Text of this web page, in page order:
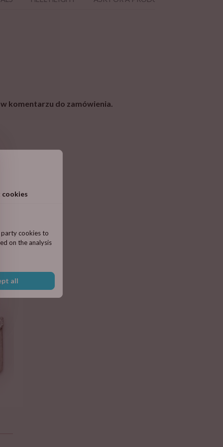
komentarzu do zamówienia.
cookies
party cookies to
on the analysis
all